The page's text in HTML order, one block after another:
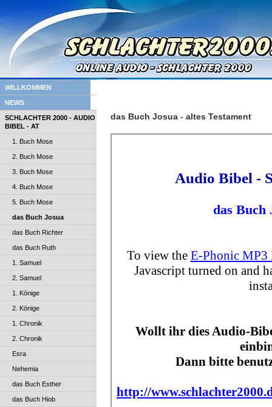
WILLKOMMEN
NEWS
SCHLACHTER 2000 - AUDIO
BIBEL - AT
1. Buch Mose
2. Buch Mose
3. Buch Mose
4. Buch Mose
5. Buch Mose
das Buch Josua
das Buch Richter
das Buch Ruth
1. Samuel
2. Samuel
1. Könige
2. Könige
1. Chronik
2. Chronik
Esra
Nehemia
das Buch Esther
das Buch Hiob
das Buch Josua - altes Testament